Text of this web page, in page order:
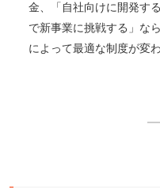
金、「自社向けに開発す
で新事業に挑戦する」な
によって最適な制度が変わ